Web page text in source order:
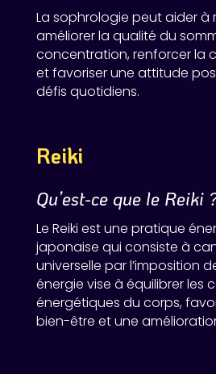
La sophrologie peut aider à
améliorer la qualité du
concentration, renforcer la
et favoriser une attitude
défis quotidiens.
Reiki
Qu’est-ce que le Reiki
Le Reiki est une pratique
japonaise qui consiste à
universelle par l’imposition
énergie vise à équilibrer les
énergétiques du corps,
bien-être et une